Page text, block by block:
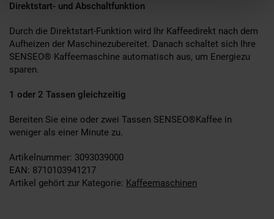
Direktstart- und Abschaltfunktion
Durch die Direktstart-Funktion wird Ihr Kaffeedirekt nach dem
Aufheizen der Maschinezubereitet. Danach schaltet sich Ihre
SENSEO® Kaffeemaschine automatisch aus, um Energiezu
sparen.
1 oder 2 Tassen gleichzeitig
Bereiten Sie eine oder zwei Tassen SENSEO®Kaffee in
weniger als einer Minute zu.
Artikelnummer: 3093039000
EAN: 8710103941217
Artikel gehört zur Kategorie: Kaffeemaschinen